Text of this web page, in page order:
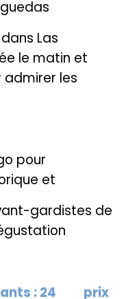
Las
le matin et
admirer les
pour
et
gardistes de
: 24
prix